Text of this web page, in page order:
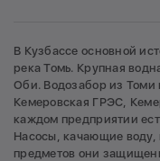
В Кузбассе основной
река Томь. Крупная
Оби. Водозабор из Томи
Кемеровская ГРЭС,
каждом предприятии
Насосы, качающие
предметов они